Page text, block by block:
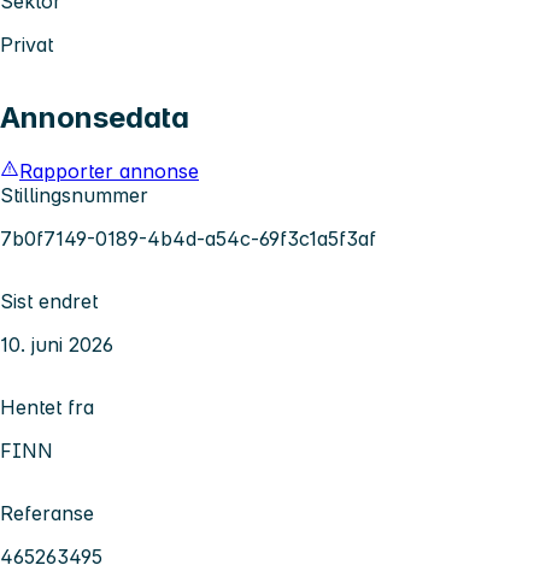
Privat
Annonsedata
Rapporter annonse
Stillingsnummer
7b0f7149-0189-4b4d-a54c-69f3c1a5f3af
Sist endret
10. juni 2026
Hentet fra
FINN
Referanse
465263495